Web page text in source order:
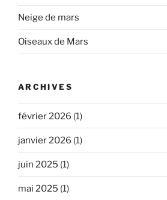
Neige de mars
Oiseaux de Mars
ARCHIVES
février 2026 (1)
janvier 2026 (1)
juin 2025 (1)
mai 2025 (1)